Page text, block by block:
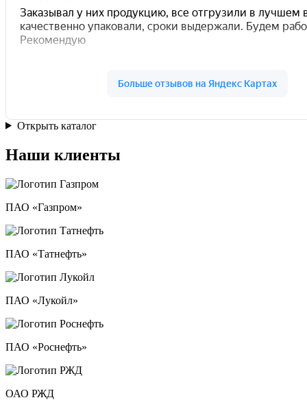
Открыть каталог
Наши клиенты
ПАО «Газпром»
ПАО «Татнефть»
ПАО «Лукойл»
ПАО «Роснефть»
ОАО РЖД